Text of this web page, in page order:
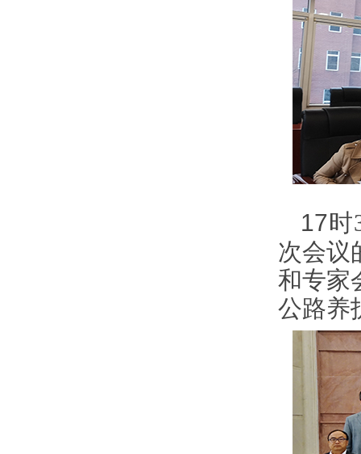
17时
次会议
和专家
公路养